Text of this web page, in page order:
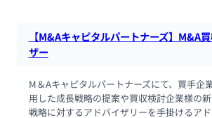
【M&Aキャピタルパートナーズ】M&A
ザー
M＆Aキャピタルパートナーズにて、買手企
用した成長戦略の提案や買収検討企業様の
戦略に対するアドバイザリーを手掛けるア